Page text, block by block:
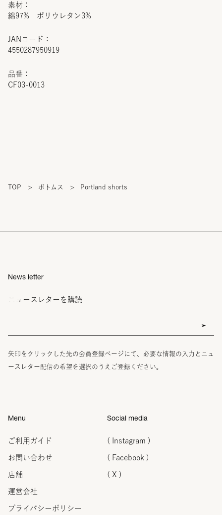
JANコード：
4550287950919
品番：
CF03-0013
素材：
綿97% ポリウレタン3%
TOP > ボトムス > Portland shorts
News letter
ニュースレターを購読
矢印をクリックした先の会員登録ページにて、必要な情報の入力とニュ
ースレター配信の希望を選択のうえご登録ください。
Menu
ご利用ガイド
お問い合わせ
店舗
運営会社
プライバシーポリシー
Social media
( Instagram )
( Facebook )
( X )